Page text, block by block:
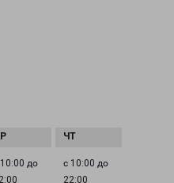
до
с 10:00 до
22:00